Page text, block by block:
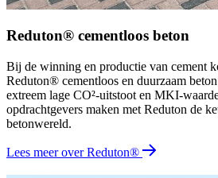
Reduton® cementloos beton
Bij de winning en productie van cement
Reduton® cementloos en duurzaam
extreem lage CO²-uitstoot en MKI-
opdrachtgevers maken met Reduton de
betonwereld.
Lees meer over Reduton®